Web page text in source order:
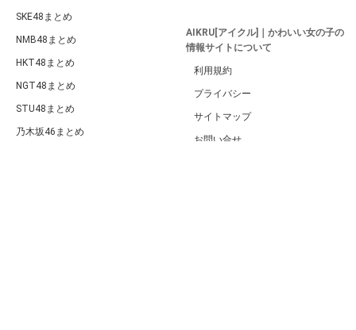
SKE48まとめ
NMB48まとめ
HKT48まとめ
NGT48まとめ
STU48まとめ
乃木坂46まとめ
AIKRU[アイクル]｜かわいい女の子の
情報サイトについて
利用規約
プライバシー
サイトマップ
お問い合せ